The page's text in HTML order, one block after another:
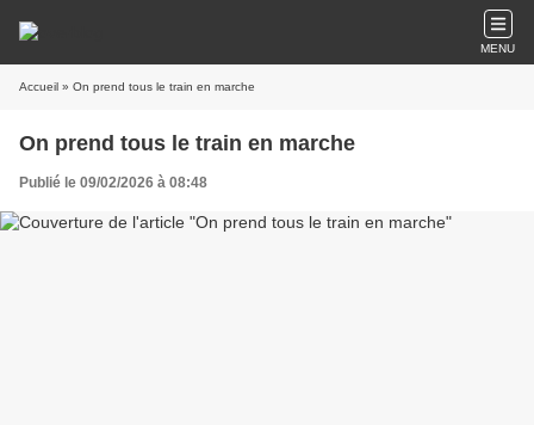
MENU
Accueil » On prend tous le train en marche
On prend tous le train en marche
Publié le 09/02/2026 à 08:48